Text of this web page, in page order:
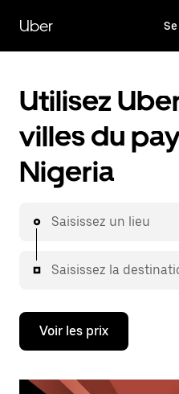
contenu
principal
Uber
Utilisez
villes du
Nigeria
Saisissez un lieu
Saisissez la
Voir les prix